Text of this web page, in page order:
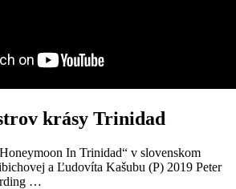
krásy Trinidad
In Trinidad“ v slovenskom
a Ľudovíta Kašubu (P) 2019 Peter
…